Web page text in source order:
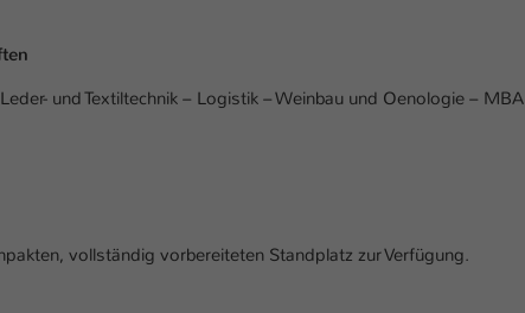
und Textiltechnik – Logistik – Weinbau und Oenologie –
vollständig vorbereiteten Standplatz zur Verfügung.
Anbieter TYPO3
Rechte besitzt diese zu verwalten.